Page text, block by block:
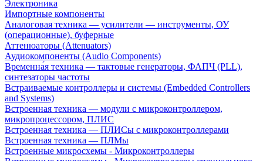
Электроника
Импортные компоненты
Аналоговая техника — усилители — инструменты, ОУ
(операционные), буферные
Аттенюаторы (Attenuators)
Аудиокомпоненты (Audio Components)
Временна́я техника — тактовые генераторы, ФАПЧ (PLL),
синтезаторы частоты
Встраиваемые контроллеры и системы (Embedded Controllers
and Systems)
Встроенная техника — модули с микроконтроллером,
микропроцессором, ПЛИС
Встроенная техника — ПЛИСы с микроконтроллерами
Встроенная техника — ПЛМы
Встроенные микросхемы - Микроконтроллеры